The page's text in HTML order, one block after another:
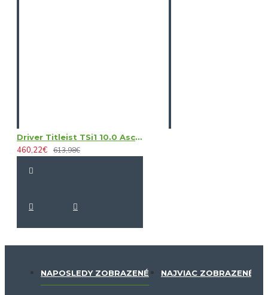
Driver Titleist TSi1 10.0 Ascent 40
460,22€ 613,98€
NAPOSLEDY ZOBRAZENÉ NAJVIAC ZOBRAZENÉ